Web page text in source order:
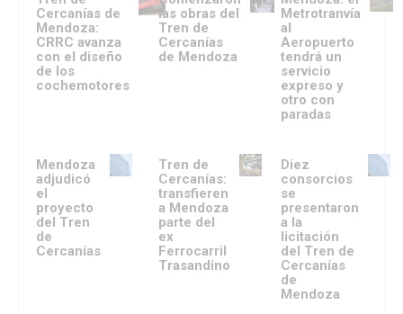
Cercanías de
Mendoza:
CRRC avanza
con el diseño
de los
cochemotores
las obras del
Tren de
Cercanías
de Mendoza
Metrotranvía
al
Aeropuerto
tendrá un
servicio
expreso y
otro con
paradas
Mendoza
adjudicó
el
proyecto
del Tren
de
Cercanías
Tren de
Cercanías:
transfieren
a Mendoza
parte del
ex
Ferrocarril
Trasandino
Diez
consorcios
se
presentaron
a la
licitación
del Tren de
Cercanías
de
Mendoza